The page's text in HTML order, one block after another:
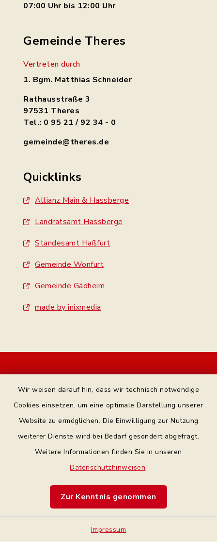
Wir weisen darauf hin, dass wir technisch notwendige
Cookies einsetzen, um eine optimale Darstellung unserer
Website zu ermöglichen. Die Einwilligung zur Nutzung
weiterer Dienste wird bei Bedarf gesondert abgefragt.
Weitere Informationen finden Sie in unseren
Datenschutzhinweisen.
Zur Kenntnis genommen
Impressum
07:00 Uhr bis 12:00 Uhr
Gemeinde Theres
Vertreten durch
1. Bgm. Matthias Schneider
Rathausstraße 3
97531 Theres
Tel.: 0 95 21 / 92 34 - 0
gemeinde@theres.de
Quicklinks
Allianz Main & Hassberge
Landratsamt Hassberge
Standesamt Haßfurt
Gemeinde Wonfurt
Gemeinde Gädheim
made by inixmedia
Bankverbindung
Barrierefreiheit
Impressum
Sitemap